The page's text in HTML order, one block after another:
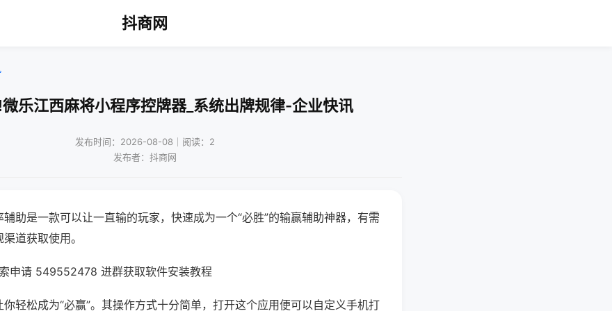
抖商网
乐江西麻将小程序控牌器_系统出牌规律-企业快讯
发布时间：2026-08-08｜阅读：2
发布者：抖商网
助是一款可以让一直输的玩家，快速成为一个“必胜”的输赢辅助神器，有需
道获取使用。
申请 549552478 进群获取软件安装教程
轻松成为“必赢”。其操作方式十分简单，打开这个应用便可以自定义手机打